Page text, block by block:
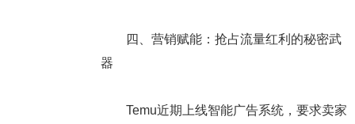
四、营销赋能：抢占流量红利的秘密武
器
Temu近期上线智能广告系统，要求卖家